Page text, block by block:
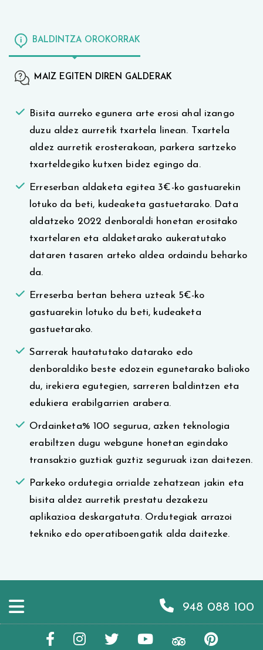
BALDINTZA OROKORRAK
MAIZ EGITEN DIREN GALDERAK
Bisita aurreko egunera arte erosi ahal izango
duzu aldez aurretik txartela linean. Txartela
aldez aurretik erosterakoan, parkera sartzeko
txarteldegiko kutxen bidez egingo da.
Erreserban aldaketa egitea 3€-ko gastuarekin
lotuko da beti, kudeaketa gastuetarako. Data
aldatzeko 2022 denboraldi honetan erositako
txartelaren eta aldaketarako aukeratutako
dataren tasaren arteko aldea ordaindu beharko
da.
Erreserba bertan behera uzteak 5€-ko
gastuarekin lotuko du beti, kudeaketa
gastuetarako.
Sarrerak hautatutako datarako edo
denboraldiko beste edozein egunetarako balioko
du, irekiera egutegien, sarreren baldintzen eta
edukiera erabilgarrien arabera.
Ordainketa% 100 segurua, azken teknologia
erabiltzen dugu webgune honetan egindako
transakzio guztiak guztiz seguruak izan daitezen.
Parkeko ordutegia orrialde zehatzean jakin eta
bisita aldez aurretik prestatu dezakezu
aplikazioa deskargatuta. Ordutegiak arrazoi
tekniko edo operatiboengatik alda daitezke.
948 088 100